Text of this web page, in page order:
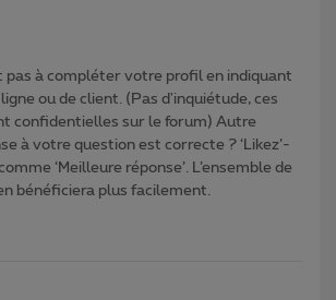
pas à compléter votre profil en indiquant
ou de client. (Pas d'inquiétude, ces
confidentielles sur le forum) Autre
à votre question est correcte ? ‘Likez’-
‘Meilleure réponse’. L’ensemble de
bénéficiera plus facilement.